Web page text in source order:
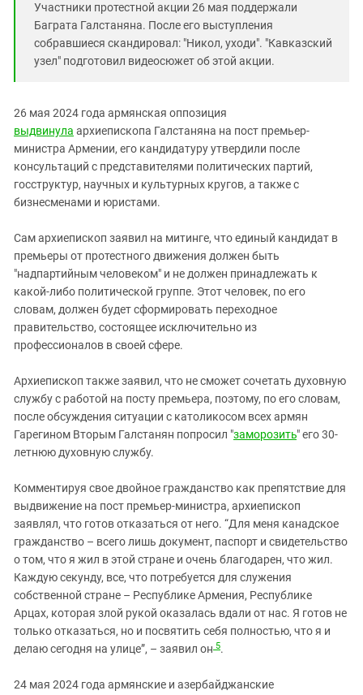
Участники протестной акции 26 мая поддержали
Баграта Галстаняна. После его выступления
собравшиеся скандировал: "Никол, уходи". "Кавказский
узел" подготовил видеосюжет об этой акции.
26 мая 2024 года aрмянская оппозиция
выдвинула архиепископа Галстаняна на пост премьер-
министра Армении, его кандидатуру утвердили после
консультаций с представителями политических партий,
госструктур, научных и культурных кругов, а также с
бизнесменами и юристами.
Сам архиепископ заявил на митинге, что единый кандидат в
премьеры от протестного движения должен быть
"надпартийным человеком" и не должен принадлежать к
какой-либо политической группе. Этот человек, по его
словам, должен будет сформировать переходное
правительство, состоящее исключительно из
профессионалов в своей сфере.
Архиепископ также заявил, что не сможет сочетать духовную
службу с работой на посту премьера, поэтому, по его словам,
после обсуждения ситуации с католикосом всех армян
Гарегином Вторым Галстанян попросил "заморозить" его 30-
летнюю духовную службу.
Комментируя свое двойное гражданство как препятствие для
выдвижение на пост премьер-министра, архиепископ
заявлял, что готов отказаться от него. “Для меня канадское
гражданство – всего лишь документ, паспорт и свидетельство
о том, что я жил в этой стране и очень благодарен, что жил.
Каждую секунду, все, что потребуется для служения
собственной стране – Республике Армения, Республике
Арцах, которая злой рукой оказалась вдали от нас. Я готов не
только отказаться, но и посвятить себя полностью, что я и
делаю сегодня на улице”, – заявил он 5.
24 мая 2024 года армянские и азербайджанские